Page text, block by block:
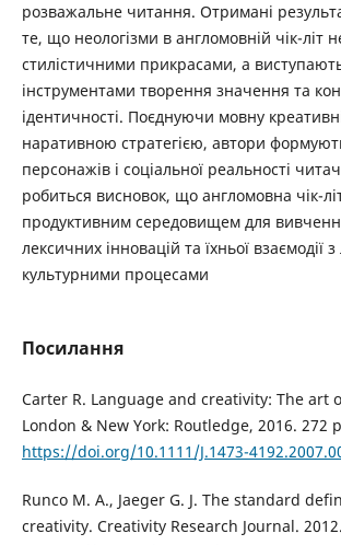
розважальне читання. Отримані
те, що неологізми в англомовній чік-літ
стилістичними прикрасами, а
інструментами творення значення та
ідентичності. Поєднуючи мовну
наративною стратегією, автори
персонажів і соціальної реальності
робиться висновок, що англомовна чік-
продуктивним середовищем для
лексичних інновацій та їхньої взаємодії
культурними процесами
Посилання
Carter R. Language and creativity: The art
London & New York: Routledge, 2016. 272
https://doi.org/10.1111/J.1473-
Runco M. A., Jaeger G. J. The standard
creativity. Creativity Research Journal.